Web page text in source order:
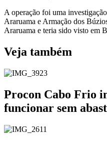
A operação foi uma
Araruama e Armação dos
Araruama e teria sido visto em
Veja também
Procon Cabo Frio
funcionar sem